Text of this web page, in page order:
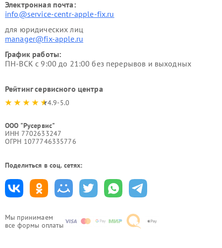
Мы принимаем
все формы оплаты
Электронная почта:
info@service-centr-apple-fix.ru
для юридических лиц
manager@fix-apple.ru
График работы:
ПН-ВСК с 9:00 до 21:00 без перерывов и выходных
Рейтинг сервисного центра
4.9-5.0
ООО "Русервис"
ИНН 7702633247
ОГРН 1077746335776
Поделиться в соц. сетях: